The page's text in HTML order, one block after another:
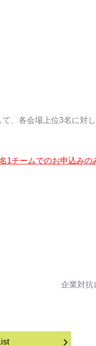
、各会場上位3名に対
チームでのお申込みの
企業対抗